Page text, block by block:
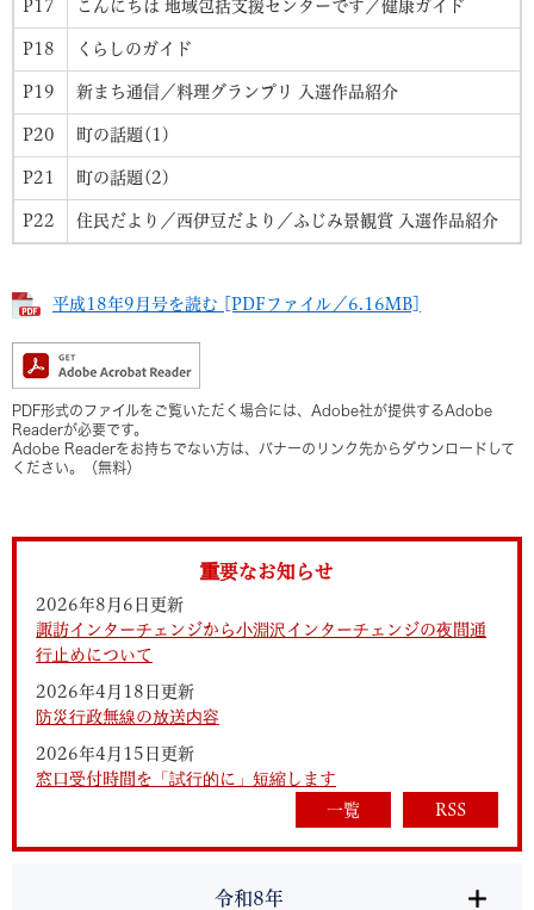
P17 こんにちは 地域包括支援センターです／健康ガイド
P18 くらしのガイド
P19 新まち通信／料理グランプリ 入選作品紹介
P20 町の話題(1)
P21 町の話題(2)
P22 住民だより／西伊豆だより／ふじみ景観賞 入選作品紹介
平成18年9月号を読む [PDFファイル／6.16MB]
PDF形式のファイルをご覧いただく場合には、Adobe社が提供するAdobe
Readerが必要です。
Adobe Readerをお持ちでない方は、バナーのリンク先からダウンロードして
ください。（無料）
重要なお知らせ
2026年8月6日更新
諏訪インターチェンジから小淵沢インターチェンジの夜間通
行止めについて
2026年4月18日更新
防災行政無線の放送内容
2026年4月15日更新
窓口受付時間を「試行的に」短縮します
一覧
RSS
令和8年